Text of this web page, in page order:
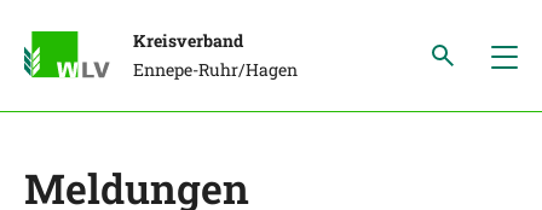
Kreisverband
Ennepe-Ruhr/Hagen
Meldungen